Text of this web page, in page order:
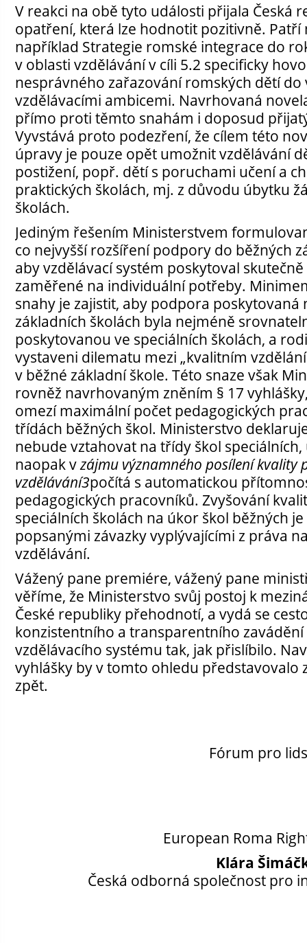
V reakci na obě tyto události přijala Česká
opatření, která lze hodnotit pozitivně. Patří
například Strategie romské integrace do
v oblasti vzdělávání v cíli 5.2 specificky
nesprávného zařazování romských dětí do
vzdělávacími ambicemi. Navrhovaná
přímo proti těmto snahám i doposud
Vyvstává proto podezření, že cílem této
úpravy je pouze opět umožnit vzdělávání
postižení, popř. dětí s poruchami učení a
praktických školách, mj. z důvodu úbytku
školách.
Jediným řešením Ministerstvem
co nejvyšší rozšíření podpory do běžných
aby vzdělávací systém poskytoval
zaměřené na individuální potřeby.
snahy je zajistit, aby podpora poskytovaná
základních školách byla nejméně
poskytovanou ve speciálních školách, a
vystaveni dilematu mezi „kvalitním
v běžné základní škole. Této snaze však
rovněž navrhovaným zněním § 17
omezí maximální počet pedagogických
třídách běžných škol. Ministerstvo
nebude vztahovat na třídy škol speciálních,
naopak vzájmu významného posílení kvality
vzdělávání3počítá s automatickou
pedagogických pracovníků. Zvyšování
speciálních školách na úkor škol běžných
popsanými závazky vyplývajícími z práva
vzdělávání.
Vážený pane premiére, vážený pane
věříme, že Ministerstvo svůj postoj k
České republiky přehodnotí, a vydá se
konzistentního a transparentního
vzdělávacího systému tak, jak přislíbilo.
vyhlášky by v tomto ohledu představovalo
zpět.
Fórum pro
European Roma
Klára
Česká odborná společnost pro